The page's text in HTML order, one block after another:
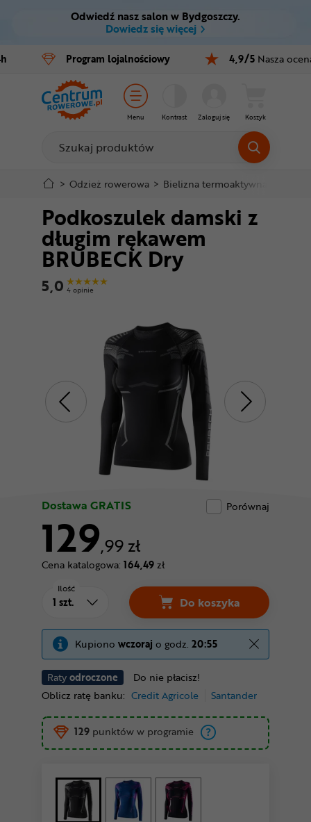
Ctrl M
Menu główne
Informacje o produkcie
Do koszyka
Szczegółowe informacje
Stopka
Mapa strony
Odwiedź nasz salon w Bydgoszczy.
Dowiedz się więcej
Program lojalnościowy 4,9/5 Nasza
Menu Kontrast Zaloguj się Koszyk
Rowery
E-bike
Części
Akcesoria
Odzież
Kaski
Buty
Warsztat
Superoferta
> Odzież rowerowa > Bielizna termoaktywna
Podkoszulek damski z
długim rękawem
BRUBECK Dry
5,0 4 opinie
Dostawa GRATIS Porównaj
129,99 zł
Cena katalogowa: 164,49zł
Ratyodroczone
Do nie płacisz!
Oblicz ratę banku: Credit Agricole Santander
Ilość
Do koszyka
Kupiono wczoraj o godz. 20:55
129 punktów w programie